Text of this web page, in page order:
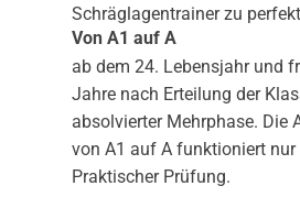
Schräglagentrainer zu
Von A1 auf A
ab dem 24. Lebensjahr und
Jahre nach Erteilung der
absolvierter Mehrphase. Die
von A1 auf A funktioniert
Praktischer Prüfung.